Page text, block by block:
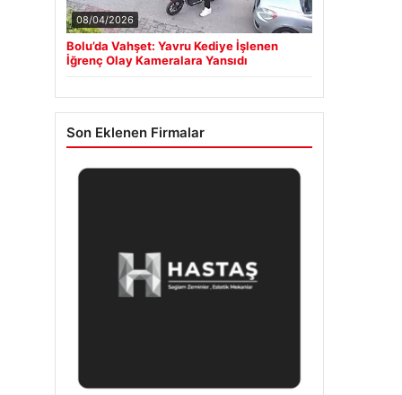
08/04/2026
Bolu’da Vahşet: Yavru Kediye İşlenen
İğrenç Olay Kameralara Yansıdı
Son Eklenen Firmalar